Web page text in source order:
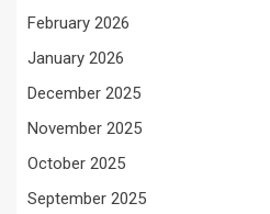
February 2026
January 2026
December 2025
November 2025
October 2025
September 2025